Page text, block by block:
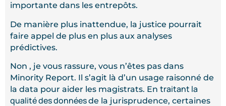
importante dans les entrepôts.
De manière plus inattendue, la justice pourrait
faire appel de plus en plus aux analyses
prédictives.
Non , je vous rassure, vous n’êtes pas dans
Minority Report. Il s’agit là d’un usage raisonné de
la data pour aider les magistrats. En traitant la
qualité des donnéesde la jurisprudence, certaines